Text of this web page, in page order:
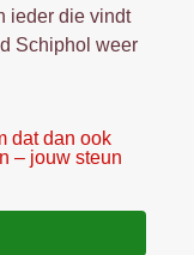
ieder die vindt
Schiphol weer
dat dan ook
– jouw steun